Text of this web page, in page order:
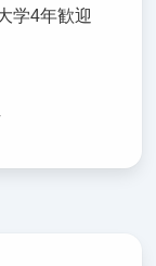
学4年歓迎